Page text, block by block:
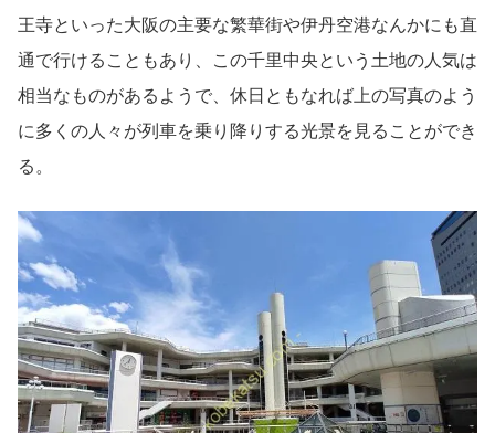
王寺といった大阪の主要な繁華街や伊丹空港なんかにも直
通で行けることもあり、この千里中央という土地の人気は
相当なものがあるようで、休日ともなれば上の写真のよう
に多くの人々が列車を乗り降りする光景を見ることができ
る。